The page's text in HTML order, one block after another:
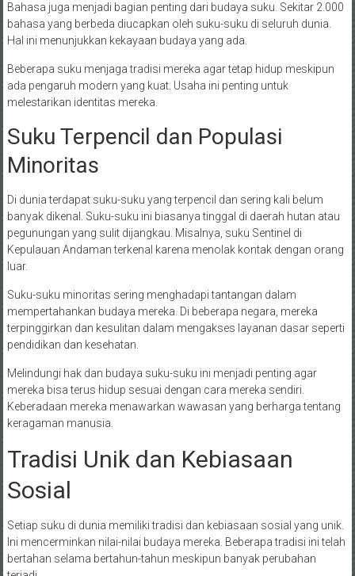
Bahasa juga menjadi bagian penting dari budaya suku. Sekitar 2.000
bahasa yang berbeda diucapkan oleh suku-suku di seluruh dunia.
Hal ini menunjukkan kekayaan budaya yang ada.
Beberapa suku menjaga tradisi mereka agar tetap hidup meskipun
ada pengaruh modern yang kuat. Usaha ini penting untuk
melestarikan identitas mereka.
Suku Terpencil dan Populasi
Minoritas
Di dunia terdapat suku-suku yang terpencil dan sering kali belum
banyak dikenal. Suku-suku ini biasanya tinggal di daerah hutan atau
pegunungan yang sulit dijangkau. Misalnya, suku Sentinel di
Kepulauan Andaman terkenal karena menolak kontak dengan orang
luar.
Suku-suku minoritas sering menghadapi tantangan dalam
mempertahankan budaya mereka. Di beberapa negara, mereka
terpinggirkan dan kesulitan dalam mengakses layanan dasar seperti
pendidikan dan kesehatan.
Melindungi hak dan budaya suku-suku ini menjadi penting agar
mereka bisa terus hidup sesuai dengan cara mereka sendiri.
Keberadaan mereka menawarkan wawasan yang berharga tentang
keragaman manusia.
Tradisi Unik dan Kebiasaan
Sosial
Setiap suku di dunia memiliki tradisi dan kebiasaan sosial yang unik.
Ini mencerminkan nilai-nilai budaya mereka. Beberapa tradisi ini telah
bertahan selama bertahun-tahun meskipun banyak perubahan